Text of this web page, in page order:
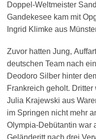
Doppel-Weltmeister
Gandekesee kam mit
Ingrid Klimke aus
Zuvor hatten Jung,
deutschen Team nach
Deodoro Silber hinter
Frankreich geholt.
Julia Krajewski aus
im Springen nicht mehr
Olympia-Debütantin war
Geländeritt nach drei